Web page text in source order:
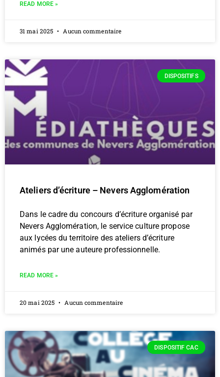
READ MORE »
31 mai 2025 Aucun commentaire
DISPOSITIFS
Ateliers d’écriture – Nevers Agglomération
Dans le cadre du concours d’écriture organisé par
Nevers Agglomération, le service culture propose
aux lycées du territoire des ateliers d’écriture
animés par une auteure professionnelle.
READ MORE »
20 mai 2025 Aucun commentaire
DISPOSITIF CAC